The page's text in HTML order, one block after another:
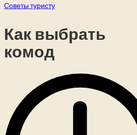
Опубликовано
Советы туристу
Как выбрать
комод